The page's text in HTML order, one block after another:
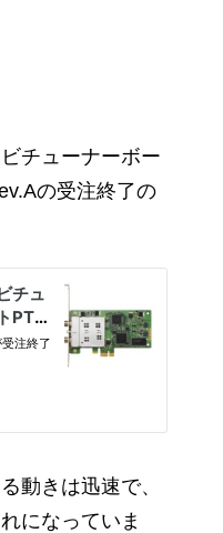
チューナーボー
の受注終了の
動きは迅速で、
になっていま